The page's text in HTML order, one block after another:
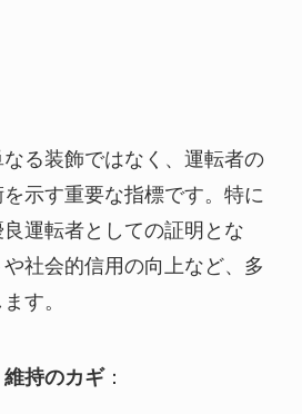
る装飾ではなく、運転者の
示す重要な指標です。特に
運転者としての証明とな
社会的信用の向上など、多
す。
持のカギ：